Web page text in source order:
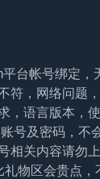
台帐号绑定
符，网络问题
语言版本，
号及密码，不
相关内容请勿上
物区会贵点，